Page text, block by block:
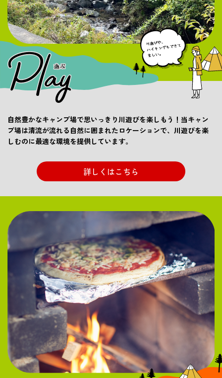
自然豊かなキャンプ場で思いっきり川遊びを楽しもう！当キャン
プ場は清流が流れる自然に囲まれたロケーションで、川遊びを楽
しむのに最適な環境を提供しています。
詳しくはこちら